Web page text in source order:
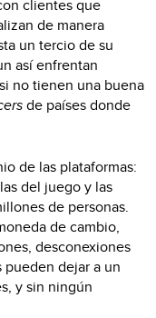
clientes que
de manera
un tercio de su
así enfrentan
no tienen una buena
de países donde
de las plataformas:
del juego y las
de personas.
de cambio,
desconexiones
dejar a un
y sin ningún